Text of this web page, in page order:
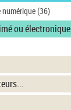
numérique(36)
ou électronique